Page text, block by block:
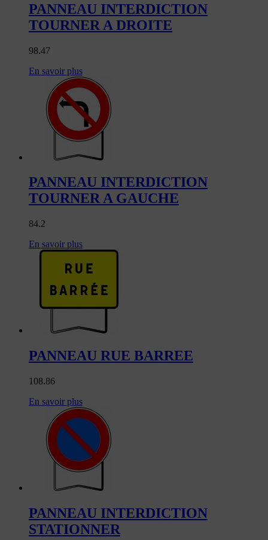
PANNEAU INTERDICTION
TOURNER A DROITE
98.47
En savoir plus
PANNEAU INTERDICTION
TOURNER A GAUCHE
84.2
En savoir plus
PANNEAU RUE BARREE
108.86
En savoir plus
PANNEAU INTERDICTION
STATIONNER